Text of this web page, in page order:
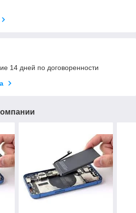
14 дней по договоренности